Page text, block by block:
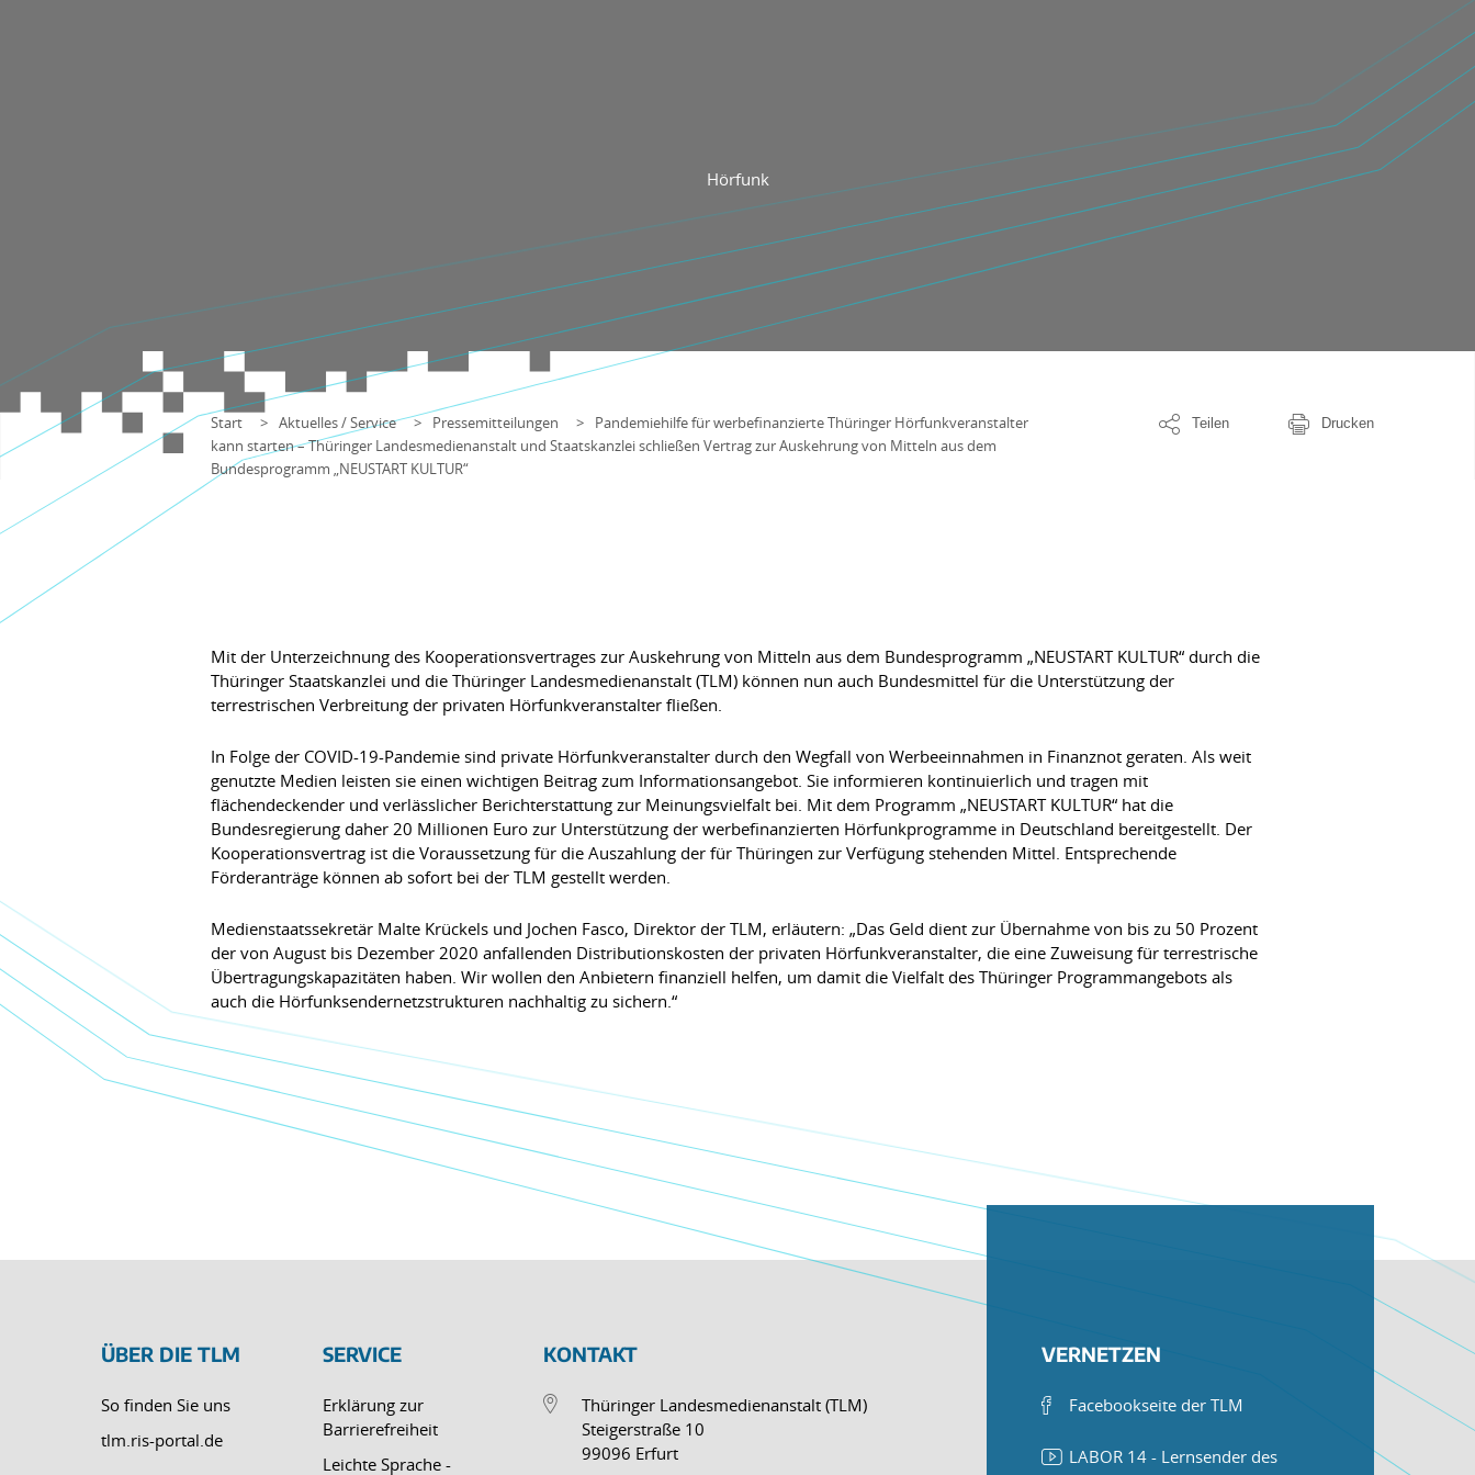
Hörfunk
Start Aktuelles / Service Pressemitteilungen
Pandemiehilfe für werbefinanzierte Thüringer Hörfunkveranstalter
kann starten – Thüringer Landesmedienanstalt und Staatskanzlei schließen Vertrag zur Auskehrung von Mitteln aus dem
Bundesprogramm „NEUSTART KULTUR“
Teilen Drucken
Mit der Unterzeichnung des Kooperationsvertrages zur Auskehrung von Mitteln aus dem Bundesprogramm „NEUSTART KULTUR“ durch die
Thüringer Staatskanzlei und die Thüringer Landesmedienanstalt (TLM) können nun auch Bundesmittel für die Unterstützung der
terrestrischen Verbreitung der privaten Hörfunkveranstalter fließen.
In Folge der COVID-19-Pandemie sind private Hörfunkveranstalter durch den Wegfall von Werbeeinnahmen in Finanznot geraten. Als weit
genutzte Medien leisten sie einen wichtigen Beitrag zum Informationsangebot. Sie informieren kontinuierlich und tragen mit
flächendeckender und verlässlicher Berichterstattung zur Meinungsvielfalt bei. Mit dem Programm „NEUSTART KULTUR“ hat die
Bundesregierung daher 20 Millionen Euro zur Unterstützung der werbefinanzierten Hörfunkprogramme in Deutschland bereitgestellt. Der
Kooperationsvertrag ist die Voraussetzung für die Auszahlung der für Thüringen zur Verfügung stehenden Mittel. Entsprechende
Förderanträge können ab sofort bei der TLM gestellt werden.
Medienstaatssekretär Malte Krückels und Jochen Fasco, Direktor der TLM, erläutern: „Das Geld dient zur Übernahme von bis zu 50 Prozent
der von August bis Dezember 2020 anfallenden Distributionskosten der privaten Hörfunkveranstalter, die eine Zuweisung für terrestrische
Übertragungskapazitäten haben. Wir wollen den Anbietern finanziell helfen, um damit die Vielfalt des Thüringer Programmangebots als
auch die Hörfunksendernetzstrukturen nachhaltig zu sichern.“
ÜBER DIE TLM
So finden Sie uns
tlm.ris-portal.de
SERVICE
Erklärung zur
Barrierefreiheit
Leichte Sprache -
KONTAKT
Thüringer Landesmedienanstalt (TLM)
Steigerstraße 10
99096 Erfurt
VERNETZEN
Facebookseite der TLM
LABOR 14 - Lernsender des